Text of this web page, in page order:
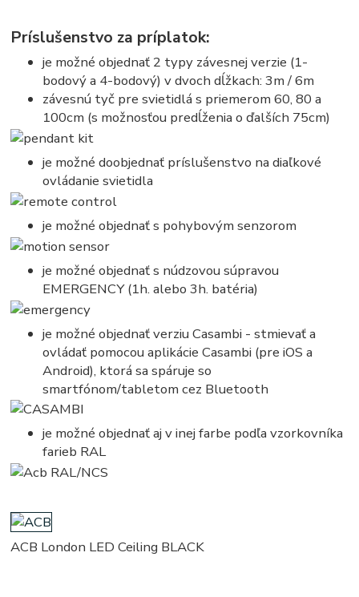
Príslušenstvo za príplatok:
je možné objednať 2 typy závesnej verzie (1-
bodový a 4-bodový) v dvoch dĺžkach: 3m / 6m
závesnú tyč pre svietidlá s priemerom 60, 80 a
100cm (s možnosťou predĺženia o ďalších 75cm)
je možné doobjednať príslušenstvo na diaľkové
ovládanie svietidla
je možné objednať s pohybovým senzorom
je možné objednať s núdzovou súpravou
EMERGENCY (1h. alebo 3h. batéria)
je možné objednať verziu Casambi - stmievať a
ovládať pomocou aplikácie Casambi (pre iOS a
Android), ktorá sa spáruje so
smartfónom/tabletom cez Bluetooth
je možné objednať aj v inej farbe podľa vzorkovníka
farieb RAL
ACB London LED Ceiling BLACK